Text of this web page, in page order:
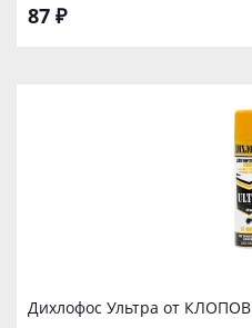
87 ₽
Дихлофос Ультра от КЛОПОВ